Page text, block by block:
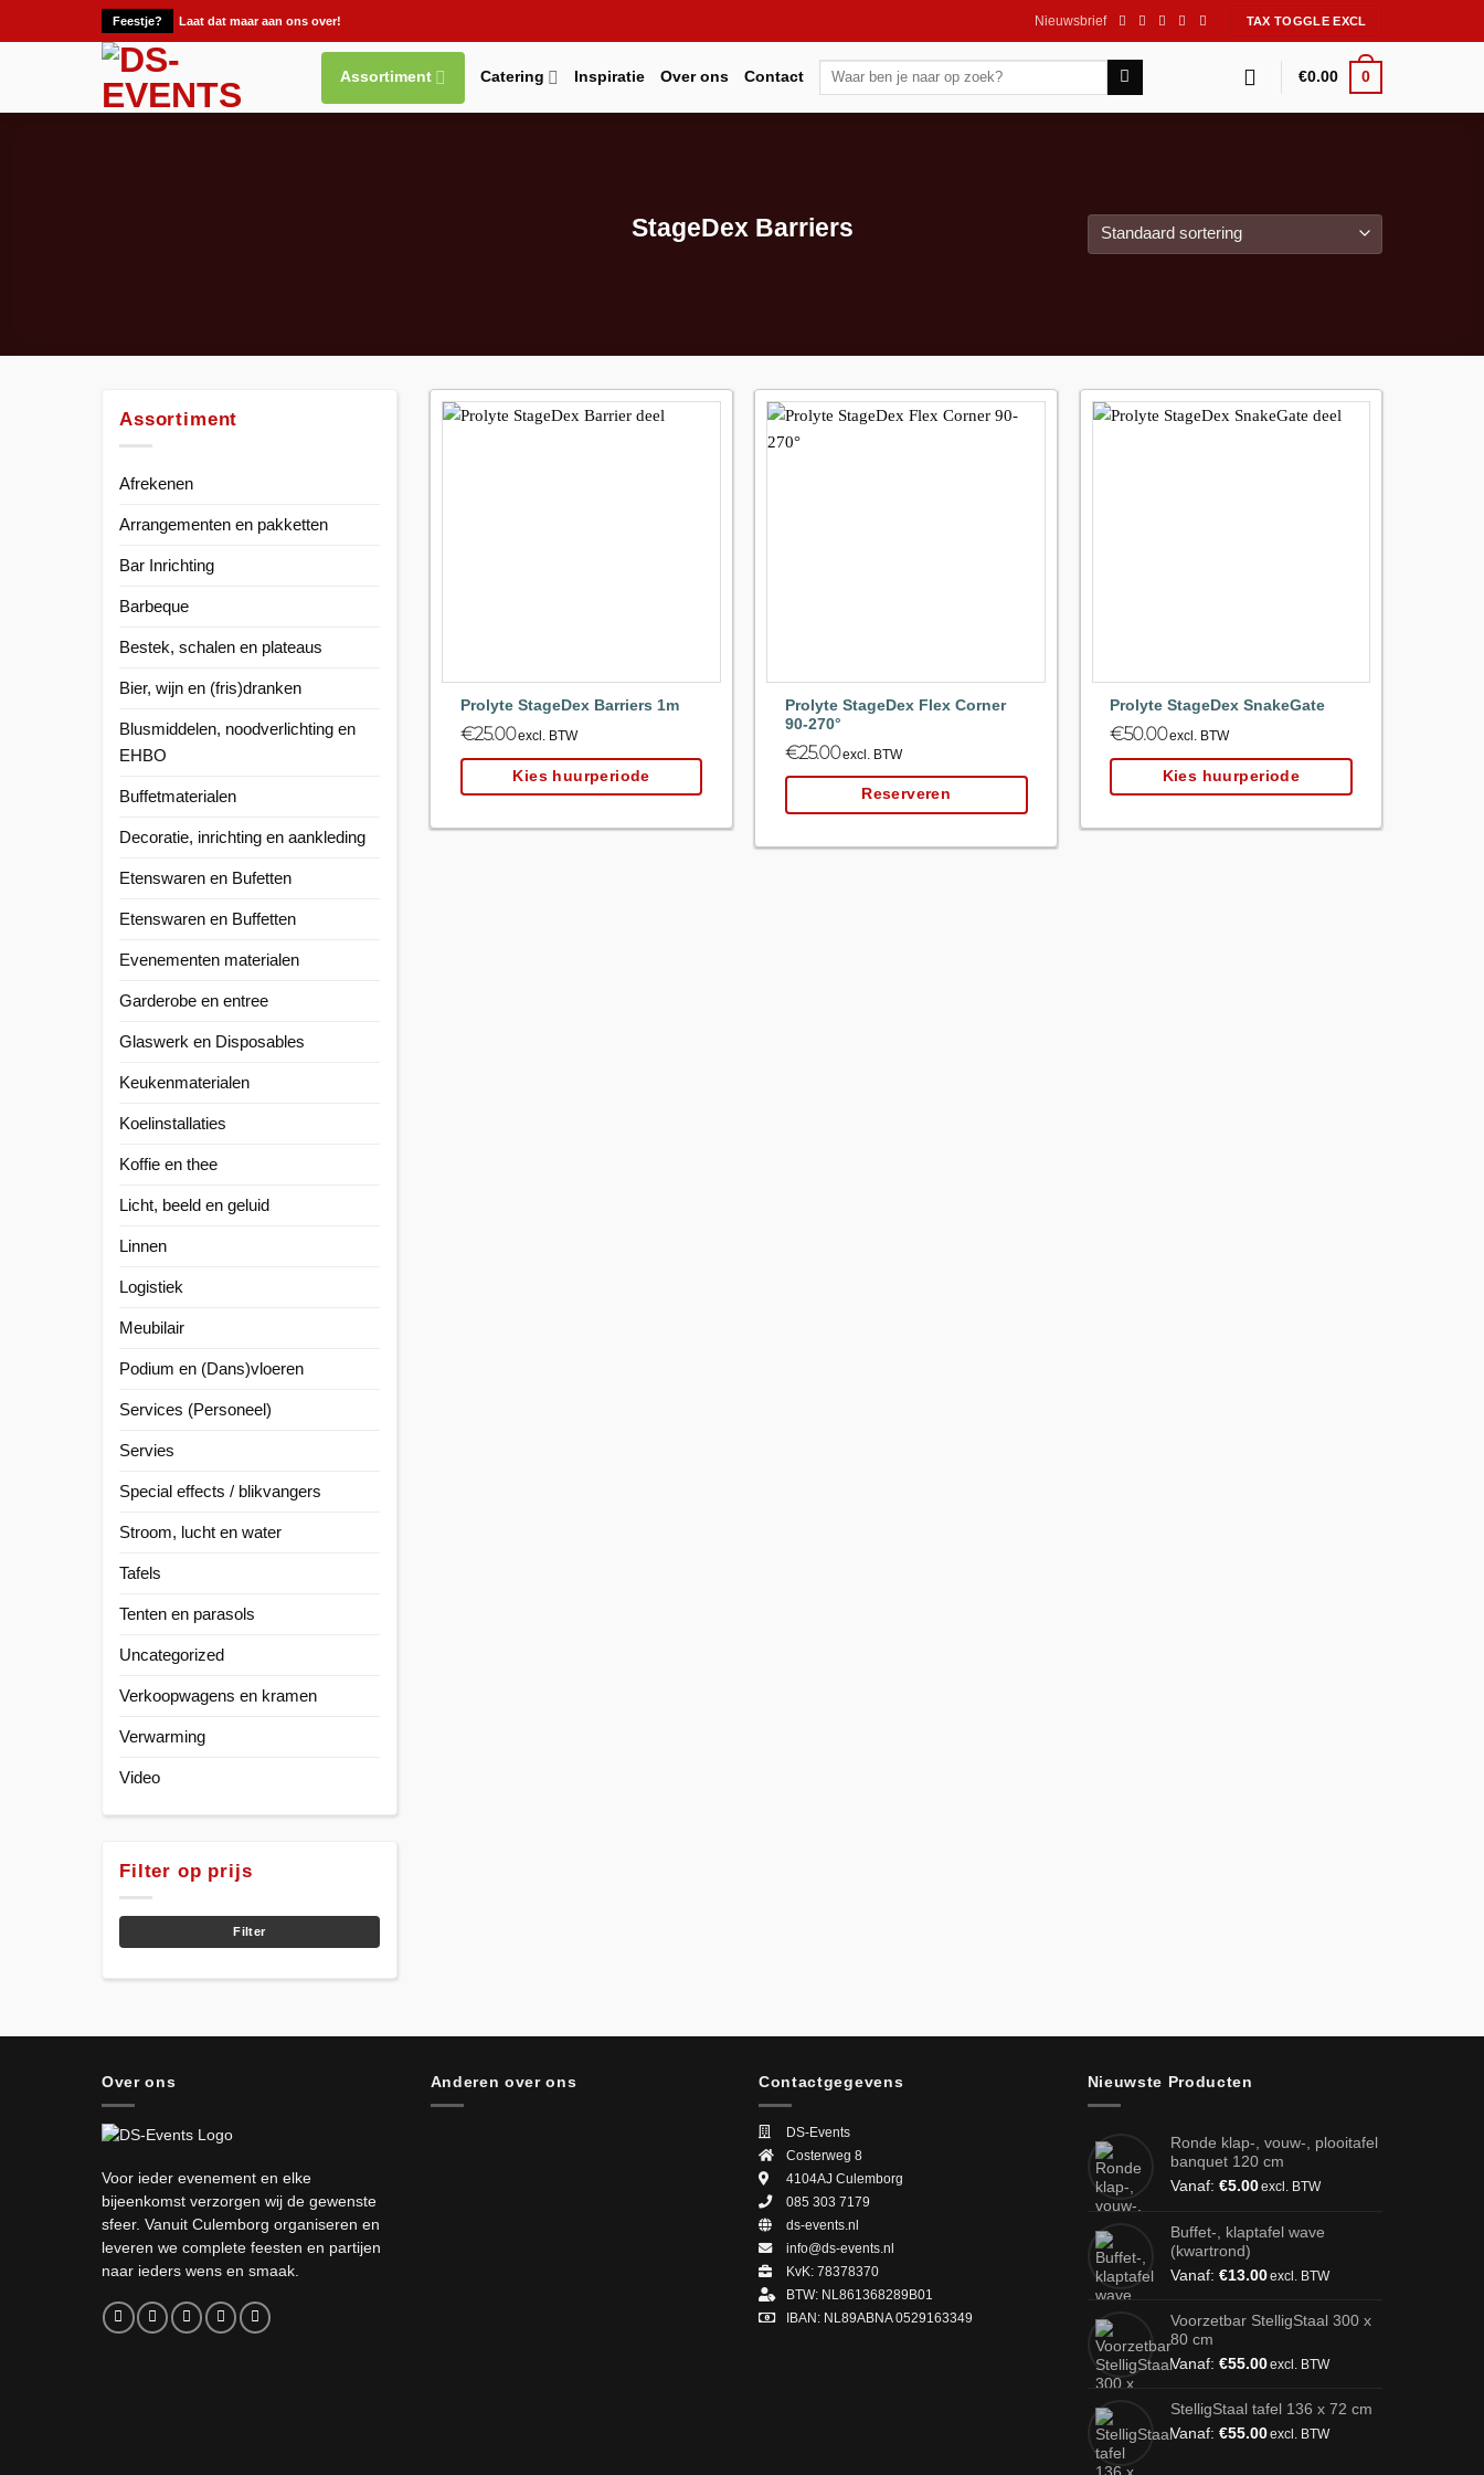
naar
Feestje? Laat dat maar aan ons over! Nieuwsbrief
Assortiment Catering Inspiratie Over ons Contact
Zoeken
€0.00 0
StageDex Barriers
Assortiment
Afrekenen
Arrangementen en pakketten
Bar Inrichting
Barbeque
Bestek, schalen en plateaus
Bier, wijn en (fris)dranken
Blusmiddelen, noodverlichting en
EHBO
Buffetmaterialen
Decoratie, inrichting en aankleding
Etenswaren en Bufetten
Etenswaren en Buffetten
Evenementen materialen
Garderobe en entree
Glaswerk en Disposables
Keukenmaterialen
Koelinstallaties
Koffie en thee
Licht, beeld en geluid
Linnen
Logistiek
Meubilair
Podium en (Dans)vloeren
Services (Personeel)
Servies
Special effects / blikvangers
Stroom, lucht en water
Tafels
Tenten en parasols
Uncategorized
Verkoopwagens en kramen
Verwarming
Video
Filter op prijs
Min.
Max.
Filter
Prolyte StageDex Barriers 1m
€25.00excl. BTW
Kies huurperiode
Prolyte StageDex Flex Corner
90-270°
€25.00excl. BTW
Reserveren
Prolyte StageDex SnakeGate
€50.00excl. BTW
Kies huurperiode
Over ons
Voor ieder evenement en elke
bijeenkomst verzorgen wij de gewenste
sfeer. Vanuit Culemborg organiseren en
leveren we complete feesten en partijen
naar ieders wens en smaak.
Anderen over ons Contactgegevens
DS-Events
Costerweg 8
4104AJ Culemborg
085 303 7179
ds-events.nl
info@ds-events.nl
KvK: 78378370
BTW: NL861368289B01
IBAN: NL89ABNA 0529163349
Nieuwste Producten
Ronde klap-, vouw-, plooitafel
banquet 120 cm
Vanaf: €5.00excl. BTW
Buffet-, klaptafel wave
(kwartrond)
Vanaf: €13.00excl. BTW
Voorzetbar StelligStaal 300 x
80 cm
Vanaf: €55.00excl. BTW
StelligStaal tafel 136 x 72 cm
Vanaf: €55.00excl. BTW